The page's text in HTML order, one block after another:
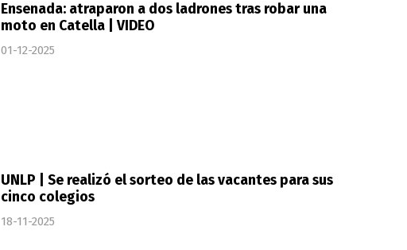
Ensenada: atraparon a dos ladrones tras robar una
moto en Catella | VIDEO
01-12-2025
UNLP | Se realizó el sorteo de las vacantes para sus
cinco colegios
18-11-2025